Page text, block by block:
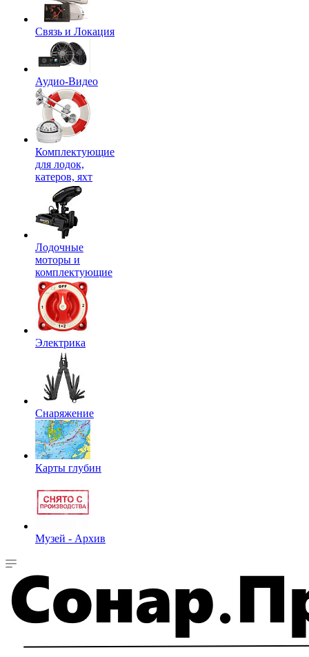
Связь и Локация
Аудио-Видео
Комплектующие
для лодок,
катеров, яхт
Лодочные
моторы и
комплектующие
Электрика
Снаряжение
Карты глубин
Музей - Архив